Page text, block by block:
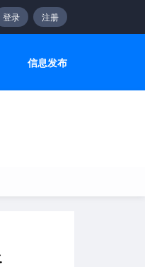
登录 注册
信息发布